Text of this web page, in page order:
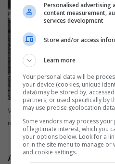
Varri i Esat Pashë Toptanit, në Paris,
malazezë
Avni Rustemi ishte majtist.
Personalised advertising
content measurement,
services development
Store and/or access
Learn more
Your personal data will be
your device (cookies, unique
data) may be stored by,
partners, or used specifically by
may use precise geolocation
Some vendors may process
of legitimate interest, which you
your options below. Look for a
or in the site menu to manage or
and cookie settings.